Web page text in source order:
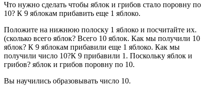
Что нужно сделать чтобы яблок и грибов стало поровну по
10? К 9 яблокам прибавить еще 1 яблоко.
Положите на нижнюю полоску 1 яблоко и посчитайте их.
(сколько всего яблок? Всего 10 яблок. Как мы получили 10
яблок? К 9 яблокам прибавили еще 1 яблоко. Как мы
получили число 10?К 9 прибавили 1. Поскольку яблок и
грибов? яблок и грибов поровну по 10.
Вы научились образовывать число 10.